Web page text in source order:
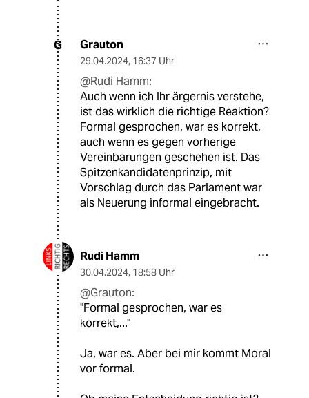
G Grauton
29.04.2024, 16:37 Uhr
@Rudi Hamm:
Auch wenn ich Ihr ärgernis verstehe,
ist das wirklich die richtige Reaktion?
Formal gesprochen, war es korrekt,
auch wenn es gegen vorherige
Vereinbarungen geschehen ist. Das
Spitzenkandidatenprinzip, mit
Vorschlag durch das Parlament war
als Neuerung informal eingebracht.
Rudi Hamm
30.04.2024, 18:58 Uhr
@Grauton:
"Formal gesprochen, war es
korrekt,..."
Ja, war es. Aber bei mir kommt Moral
vor formal.